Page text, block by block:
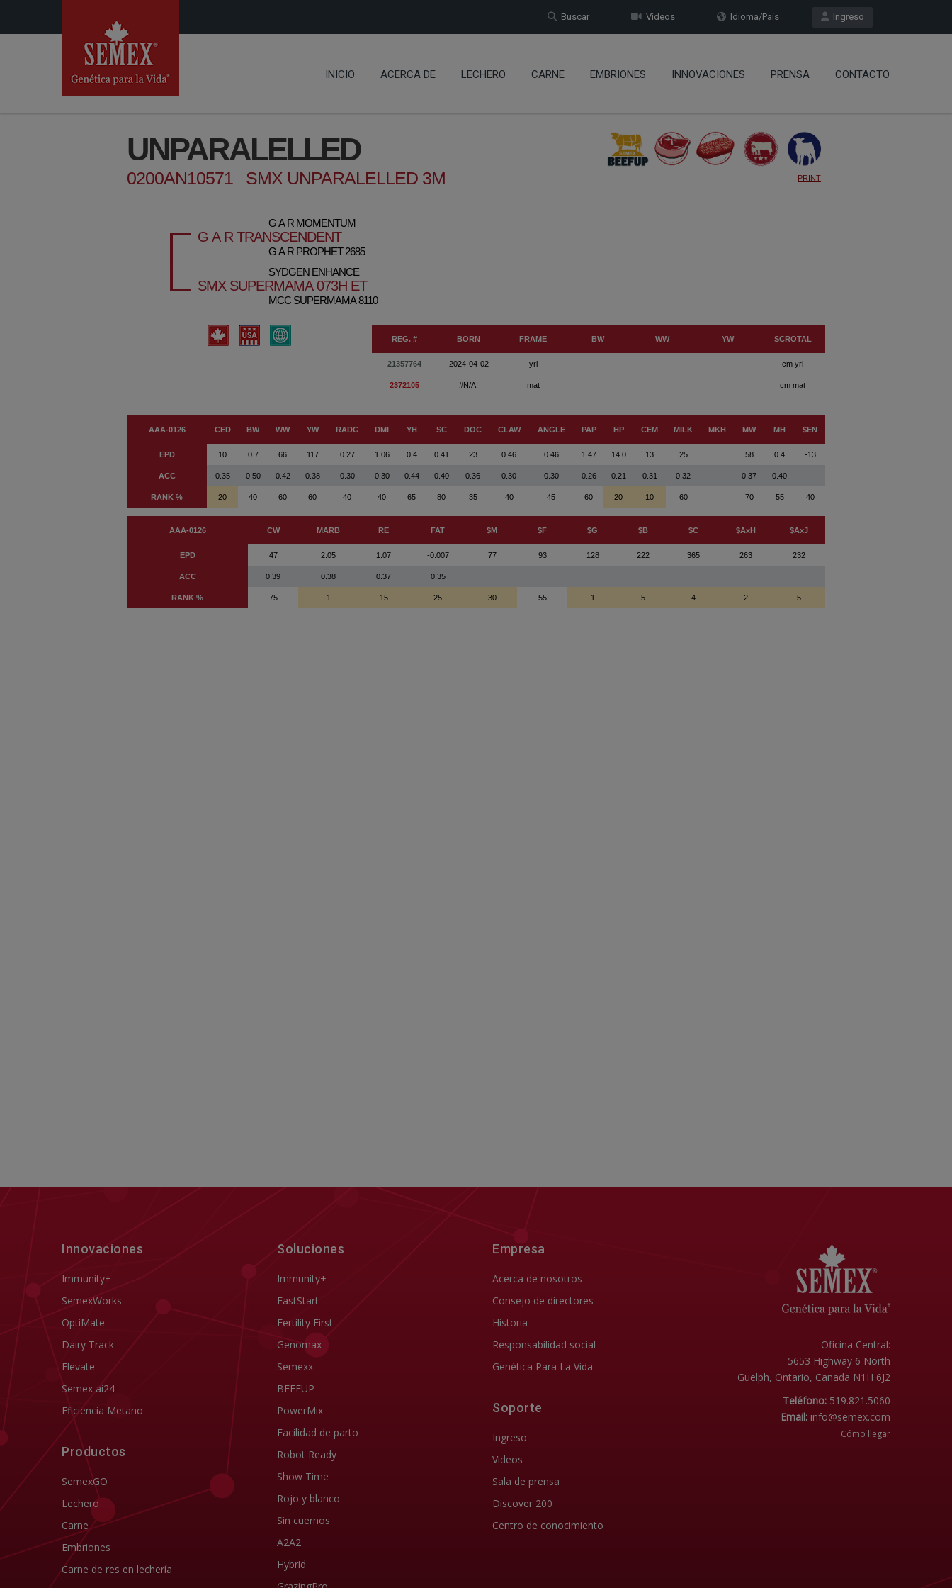
Ingreso
Idioma/País
Videos
Buscar
INICIO ACERCA DE LECHERO CARNE EMBRIONES INNOVACIONES PRENSA CONTACTO
Innovaciones
Immunity+
SemexWorks
OptiMate
Dairy Track
Elevate
Semex ai24
Eficiencia Metano
Productos
SemexGO
Lechero
Carne
Embriones
Carne de res en lechería
Soluciones
Immunity+
FastStart
Fertility First
Genomax
Semexx
BEEFUP
PowerMix
Facilidad de parto
Robot Ready
Show Time
Rojo y blanco
Sin cuernos
A2A2
Hybrid
Empresa
Acerca de nosotros
Consejo de directores
Historia
Responsabilidad social
Genética Para La Vida
Soporte
Ingreso
Videos
Sala de prensa
Discover 200
Centro de conocimiento
Oficina Central:
5653 Highway 6 North
Guelph, Ontario, Canada N1H 6J2
Teléfono:519.821.5060
Email: info@semex.com
Cómo llegar